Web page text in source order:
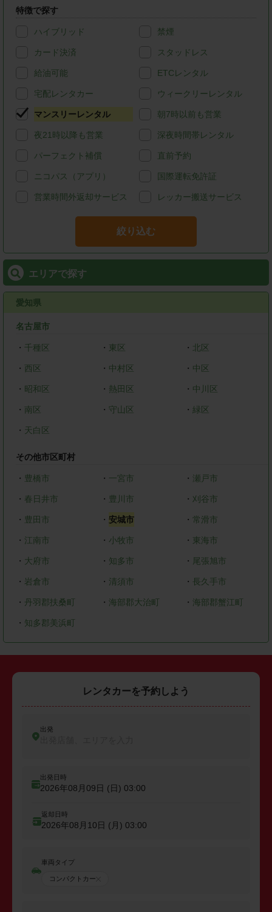
特徴で探す
ハイブリッド 禁煙
カード決済 スタッドレス
給油可能 ETCレンタル
宅配レンタカー ウィークリーレンタル
マンスリーレンタル 朝7時以前も営業
夜21時以降も営業 深夜時間帯レンタル
パーフェクト補償 直前予約
ニコパス（アプリ） 国際運転免許証
営業時間外返却サービス レッカー搬送サービス
絞り込む
エリアで探す
愛知県
名古屋市
・ 千種区 ・ 東区 ・ 北区
・ 西区 ・ 中村区 ・ 中区
・ 昭和区 ・ 熱田区 ・ 中川区
・ 南区 ・ 守山区 ・緑区
・ 天白区
その他市区町村
・ 豊橋市 ・ 一宮市 ・瀬戸市
・ 春日井市 ・ 豊川市 ・刈谷市
・ 豊田市 ・ 安城市 ・ 常滑市
・ 江南市 ・ 小牧市 ・ 東海市
・ 大府市 ・ 知多市 ・ 尾張旭市
・ 岩倉市 ・ 清須市 ・ 長久手市
・ 丹羽郡扶桑町 ・ 海部郡大治町 ・ 海部郡蟹江町
・ 知多郡美浜町
レンタカーを予約しよう
出発
出発日時
2026年08月09日 (日) 03:00
返却日時
2026年08月10日 (月) 03:00
車両タイプ
コンパクトカー